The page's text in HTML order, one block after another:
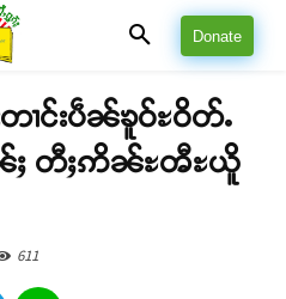
Donate
ၢင်းပဵၼ်ၶူဝ်ႊဝိတ်ႉ
ၼ်ႈ တီႈဢိၼ်ႊၻီႊယိူ
611